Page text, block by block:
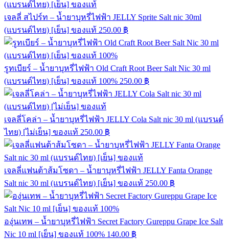
เจลลี่ สไปร์ท – น้ำยาบุหรี่ไฟฟ้า JELLY Sprite Salt nic 30ml
(แบรนด์ไทย) [เย็น] ของแท้ 250.00 ฿
รูทเบียร์ – น้ำยาบุหรี่ไฟฟ้า Old Craft Root Beer Salt Nic 30 ml
(แบรนด์ไทย) [เย็น] ของแท้ 100% 250.00 ฿
เจลลี่โคล่า – น้ำยาบุหรี่ไฟฟ้า JELLY Cola Salt nic 30 ml (แบรนด์
ไทย) [ไม่เย็น] ของแท้ 250.00 ฿
เจลลี่แฟนต้าส้มโซดา – น้ำยาบุหรี่ไฟฟ้า JELLY Fanta Orange
Salt nic 30 ml (แบรนด์ไทย) [เย็น] ของแท้ 250.00 ฿
องุ่นเทพ – น้ำยาบุหรี่ไฟฟ้า Secret Factory Gureppu Grape Ice Salt
Nic 10 ml [เย็น] ของแท้ 100% 140.00 ฿